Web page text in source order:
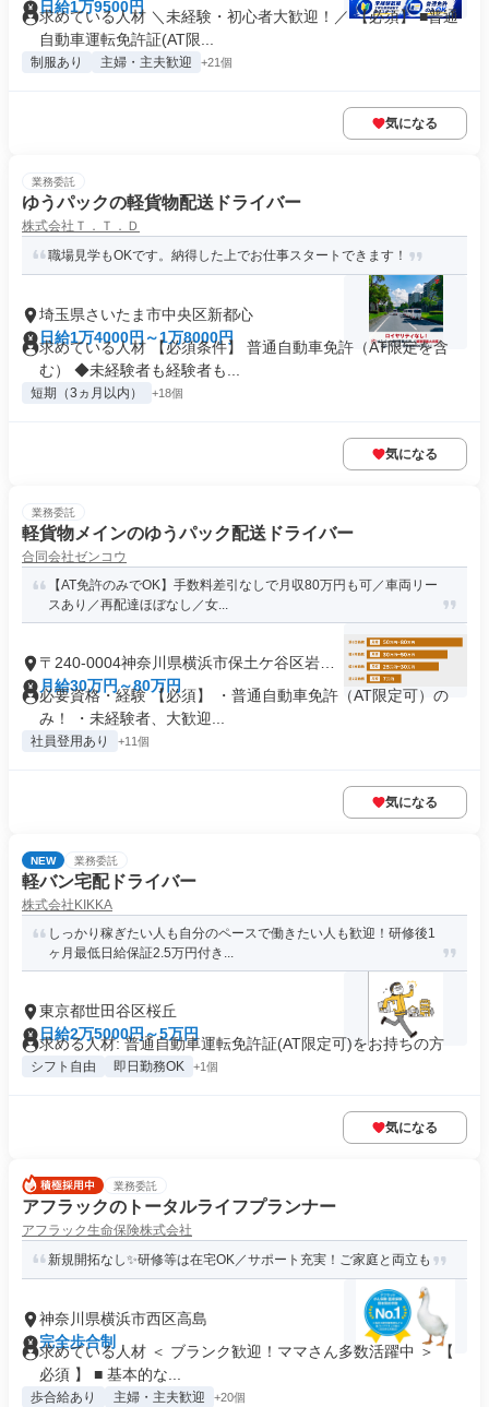
日給1万9500円
求めている人材 ＼未経験・初心者大歓迎！／ 【必須】 ■普通
自動車運転免許証(AT限...
制服あり 主婦・主夫歓迎 +21個
気になる
業務委託
ゆうパックの軽貨物配送ドライバー
株式会社Ｔ．Ｔ．Ｄ
職場見学もOKです。納得した上でお仕事スタートできます！
埼玉県さいたま市中央区新都心
日給1万4000円～1万8000円
求めている人材 【必須条件】 普通自動車免許（AT限定を含
む） ◆未経験者も経験者も...
短期（3ヵ月以内） +18個
気になる
業務委託
軽貨物メインのゆうパック配送ドライバー
合同会社ゼンコウ
【AT免許のみでOK】手数料差引なしで月収80万円も可／車両リー
スあり／再配達ほぼなし／女...
〒240-0004神奈川県横浜市保土ケ谷区岩間
町
月給30万円～80万円
必要資格・経験 【必須】 ・普通自動車免許（AT限定可）の
み！ ・未経験者、大歓迎...
社員登用あり +11個
気になる
NEW 業務委託
軽バン宅配ドライバー
株式会社KIKKA
しっかり稼ぎたい人も自分のペースで働きたい人も歓迎！研修後1
ヶ月最低日給保証2.5万円付き...
東京都世田谷区桜丘
日給2万5000円～5万円
求める人材: 普通自動車運転免許証(AT限定可)をお持ちの方
シフト自由 即日勤務OK +1個
気になる
業務委託
アフラックのトータルライフプランナー
アフラック生命保険株式会社
新規開拓なし✨研修等は在宅OK／サポート充実！ご家庭と両立も
神奈川県横浜市西区高島
完全歩合制
求めている人材 ＜ ブランク歓迎！ママさん多数活躍中 ＞ 【
必須 】 ■ 基本的な...
歩合給あり 主婦・主夫歓迎 +20個